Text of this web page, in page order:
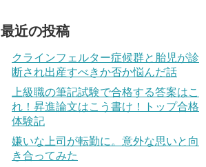
最近の投稿
クラインフェルター症候群と胎児が診
断され出産すべきか否か悩んだ話
上級職の筆記試験で合格する答案はこ
れ！昇進論文はこう書け！トップ合格
体験記
嫌いな上司が転勤に。意外な思いと向
き合ってみた